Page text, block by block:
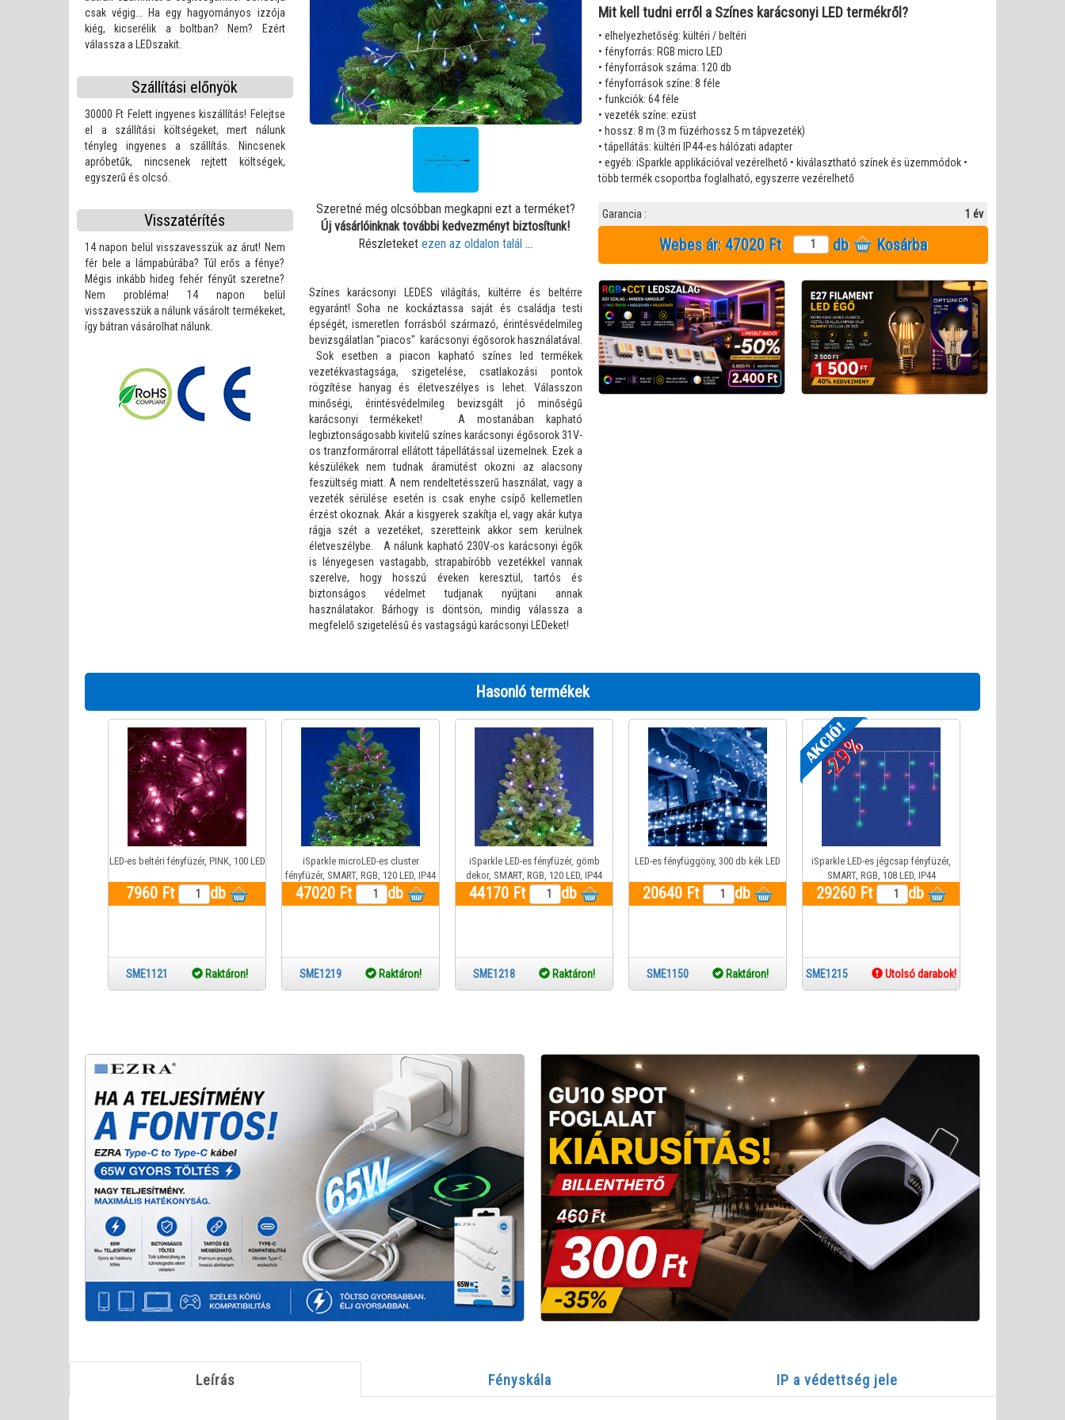
Csatlakozők, kiegészítők
Karácsonyi dekorációs állatfigurák és díszek
Projektorok és karácsonyi lézerek
csak végig... Ha egy hagyományos izzója
kiég, kicserélik a boltban? Nem? Ezért
válassza a LEDszakit.
Szállítási előnyök
30000 Ft Felett ingyenes kiszállítás! Felejtse
el a szállítási költségeket, mert nálunk
tényleg ingyenes a szállítás. Nincsenek
apróbetűk, nincsenek rejtett költségek,
egyszerű és olcsó.
Visszatérítés
14 napon belül visszavesszük az árut! Nem
fér bele a lámpabúrába? Túl erős a fénye?
Mégis inkább hideg fehér fényűt szeretne?
Nem probléma! 14 napon belül
visszavesszük a nálunk vásárolt termékeket,
így bátran vásárolhat nálunk.
Szeretné még olcsóbban megkapni ezt a terméket?
Új vásárlóinknak további kedvezményt biztosítunk!
Részleteketezen az oldalon talál ...
Színes karácsonyi LEDES világítás, kültérre és beltérre
egyaránt! Soha ne kockáztassa saját és családja testi
épségét, ismeretlen forrásból származó, érintésvédelmileg
bevizsgálatlan "piacos" karácsonyi égősorok használatával.
Sok esetben a piacon kapható színes led termékek
vezetékvastagsága, szigetelése, csatlakozási pontok
rögzítése hanyag és életveszélyes is lehet. Válasszon
minőségi, érintésvédelmileg bevizsgált jó minőségű
karácsonyi termékeket! A mostanában kapható
legbiztonságosabb kivitelű színes karácsonyi égősorok 31V-
os tranzformárorral ellátott tápellátással üzemelnek. Ezek a
készülékek nem tudnak áramütést okozni az alacsony
feszültség miatt. A nem rendeltetésszerű használat, vagy a
vezeték sérülése esetén is csak enyhe csípő kellemetlen
érzést okoznak. Akár a kisgyerek szakítja el, vagy akár kutya
rágja szét a vezetéket, szeretteink akkor sem kerülnek
életveszélybe. A nálunk kapható 230V-os karácsonyi égők
is lényegesen vastagabb, strapabíróbb vezetékkel vannak
szerelve, hogy hosszú éveken keresztül, tartós és
biztonságos védelmet tudjanak nyújtani annak
használatakor. Bárhogy is döntsön, mindig válassza a
megfelelő szigetelésű és vastagságú karácsonyi LEDeket!
Mit kell tudni erről a Színes karácsonyi LED termékről?
• elhelyezhetőség: kültéri / beltéri
• fényforrás: RGB micro LED
• fényforrások száma: 120 db
• fényforrások színe: 8 féle
• funkciók: 64 féle
• vezeték színe: ezüst
• hossz: 8 m (3 m füzérhossz 5 m tápvezeték)
• tápellátás: kültéri IP44-es hálózati adapter
• egyéb: iSparkle applikációval vezérelhető • kiválasztható színek és üzemmódok •
több termék csoportba foglalható, egyszerre vezérelhető
Garancia : 1 év
Webes ár:47020 Ft db Kosárba
Hasonló termékek
LED-es beltéri fényfüzér, PINK, 100 LED
7960 Ft db
SME1121 Raktáron!
iSparkle microLED-es cluster
fényfüzér, SMART, RGB, 120 LED, IP44
47020 Ft db
SME1219 Raktáron!
iSparkle LED-es fényfüzér, gömb
dekor, SMART, RGB, 120 LED, IP44
44170 Ft db
SME1218 Raktáron!
LED-es fényfüggöny, 300 db kék LED
20640 Ft db
SME1150 Raktáron!
-29%
iSparkle LED-es jégcsap fényfüzér,
SMART, RGB, 108 LED, IP44
29260 Ft db
SME1215 Utolsó darabok!
Leírás Fényskála IP a védettség jele